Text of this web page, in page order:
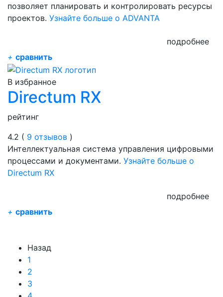
позволяет планировать и контролировать ресурсы
проектов. Узнайте больше о ADVANTA
подробнее
+ сравнить
В избранное
Directum RX
рейтинг
4.2 ( 9 отзывов )
Интеллектуальная система управления цифровыми
процессами и документами. Узнайте больше о
Directum RX
подробнее
+ сравнить
Назад
1
2
3